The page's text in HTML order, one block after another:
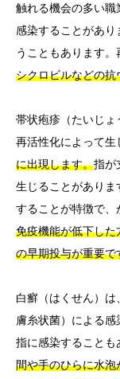
触れる機会の多い職
感染することがあ
うこともあります。
シクロビルなどの
帯状疱疹（たいじ
再活性化によって生
に出現します。指が
生じることがあり
することが特徴で、
免疫機能が低下し
の早期投与が重要で
白癬（はくせん）
膚糸状菌）による
指に感染することも
間や手のひらに水